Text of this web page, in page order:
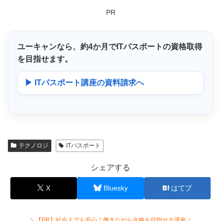
PR
ユーキャンなら、 約4か月 でITパスポートの資格取得
を目指せます。
▶ ITパスポート講座の資料請求へ
テクノロジ ITパスポート
シェアする
X Bluesky はてブ